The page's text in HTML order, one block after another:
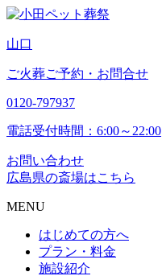
山口
ご火葬ご予約・お問合せ
0120-797937
電話受付時間：6:00～22:00
お問い合わせ
広島県の斎場はこちら
MENU
はじめての方へ
プラン・料金
施設紹介